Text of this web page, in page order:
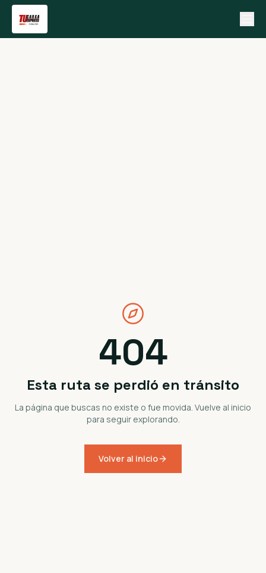
404
Esta ruta se perdió en tránsito
La página que buscas no existe o fue movida. Vuelve al inicio
para seguir explorando.
Volver al inicio